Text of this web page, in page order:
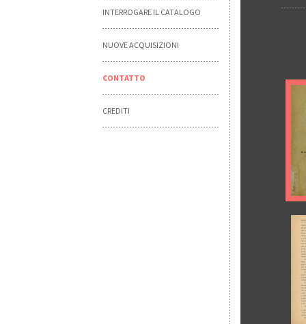
INTERROGARE IL CATALOGO
NUOVE ACQUISIZIONI
CONTATTO
CREDITI